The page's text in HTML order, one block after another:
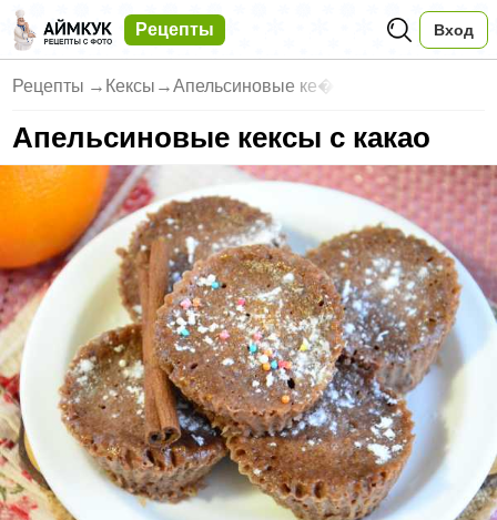
Рецепты Вход
Рецепты → Кексы →Апельсиновые ке�
Апельсиновые кексы с какао